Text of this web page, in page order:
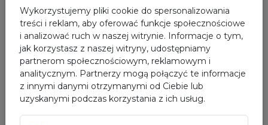
PARTNER
Wykorzystujemy pliki cookie do spersonalizowania
treści i reklam, aby oferować funkcje społecznościowe
i analizować ruch w naszej witrynie. Informacje o tym,
jak korzystasz z naszej witryny, udostępniamy
partnerom społecznościowym, reklamowym i
analitycznym. Partnerzy mogą połączyć te informacje
z innymi danymi otrzymanymi od Ciebie lub
uzyskanymi podczas korzystania z ich usług.